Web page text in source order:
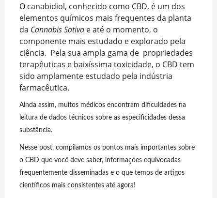
O canabidiol, conhecido como CBD, é um dos
elementos químicos mais frequentes da planta
da Cannabis Sativa e até o momento, o
componente mais estudado e explorado pela
ciência. Pela sua ampla gama de propriedades
terapêuticas e baixíssima toxicidade, o CBD tem
sido amplamente estudado pela indústria
farmacêutica.
Ainda assim, muitos médicos encontram dificuldades na
leitura de dados técnicos sobre as especificidades dessa
substância.
Nesse post, compilamos os pontos mais importantes sobre
o CBD que você deve saber, informações equivocadas
frequentemente disseminadas e o que temos de artigos
científicos mais consistentes até agora!